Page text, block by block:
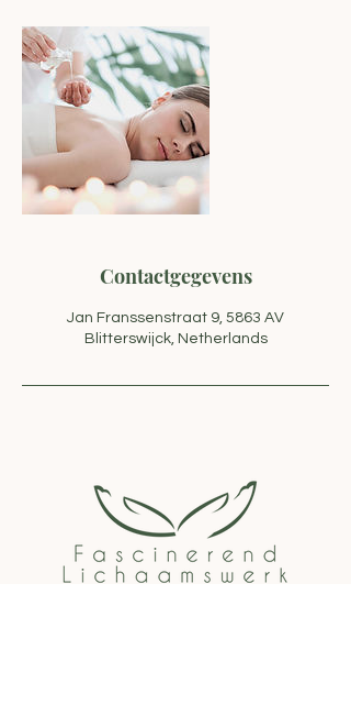
Contactgegevens
Jan Franssenstraat 9, 5863 AV
Blitterswijck, Netherlands